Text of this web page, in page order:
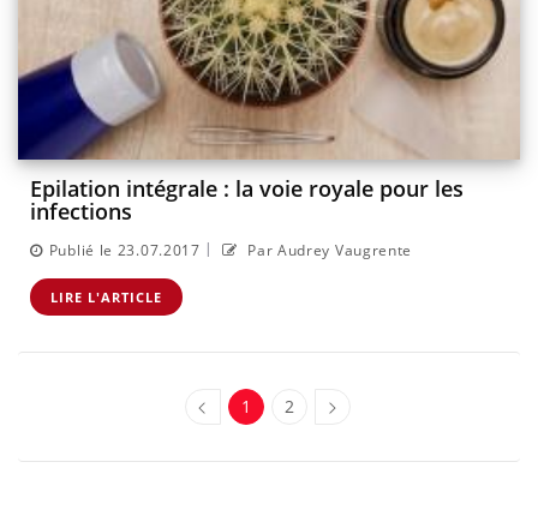
Epilation intégrale : la voie royale pour les
infections
Publié le 23.07.2017 | Par Audrey Vaugrente
LIRE L'ARTICLE
1 2